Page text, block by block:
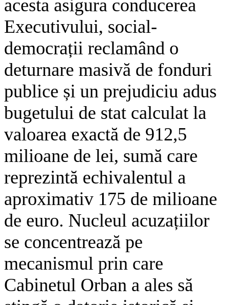
acesta asigura conducerea
Executivului, social-
democrații reclamând o
deturnare masivă de fonduri
publice și un prejudiciu adus
bugetului de stat calculat la
valoarea exactă de 912,5
milioane de lei, sumă care
reprezintă echivalentul a
aproximativ 175 de milioane
de euro. Nucleul acuzațiilor
se concentrează pe
mecanismul prin care
Cabinetul Orban a ales să